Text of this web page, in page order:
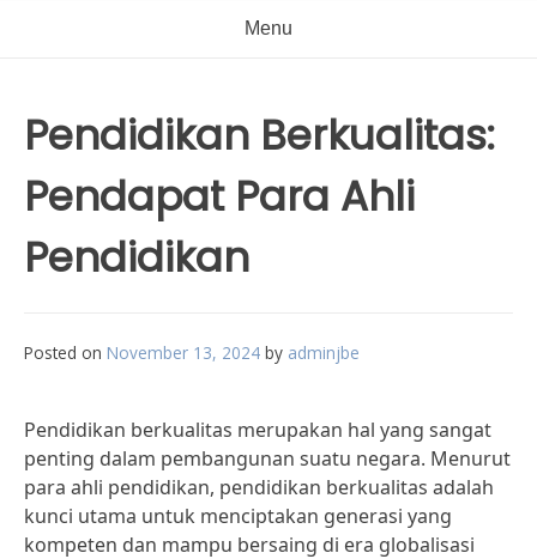
Menu
Pendidikan Berkualitas:
Pendapat Para Ahli
Pendidikan
Posted on November 13, 2024 by adminjbe
Pendidikan berkualitas merupakan hal yang sangat
penting dalam pembangunan suatu negara. Menurut
para ahli pendidikan, pendidikan berkualitas adalah
kunci utama untuk menciptakan generasi yang
kompeten dan mampu bersaing di era globalisasi